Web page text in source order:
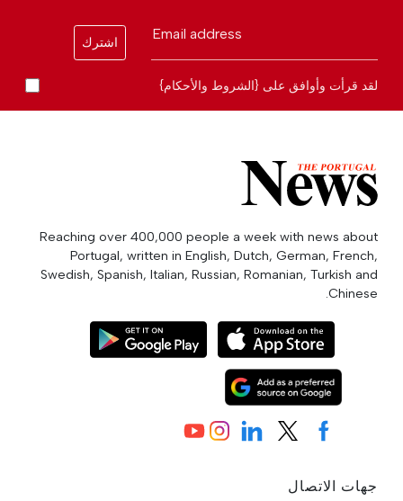
Email address
اشترك
لقد قرأت وأوافق على {الشروط والأحكام}
Reaching over 400,000 people a week with news about
Portugal, written in English, Dutch, German, French,
Swedish, Spanish, Italian, Russian, Romanian, Turkish and
Chinese.
جهات الاتصال